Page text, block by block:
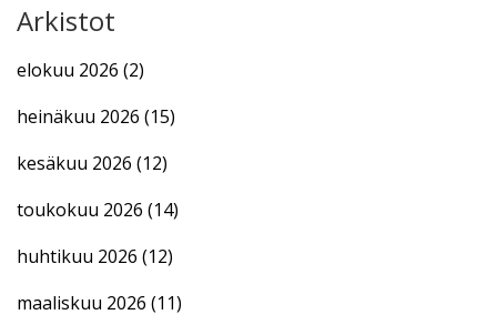
Arkistot
elokuu 2026 (2)
heinäkuu 2026 (15)
kesäkuu 2026 (12)
toukokuu 2026 (14)
huhtikuu 2026 (12)
maaliskuu 2026 (11)